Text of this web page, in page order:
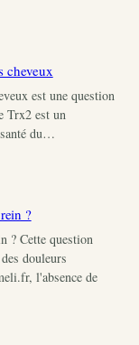
cheveux
est une question
Trx2 est un
du…
?
? Cette question
douleurs
l'absence de